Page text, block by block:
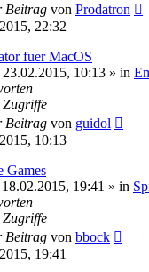
Beitrag von Prodatron
22:32
fuer MacOS
23.02.2015, 10:13 » in
Zugriffe
Beitrag von guidol
10:13
Games
18.02.2015, 19:41 » in
Zugriffe
Beitrag von bbock
19:41